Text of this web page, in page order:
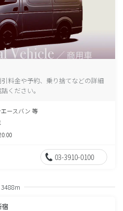
料金や予約、乗り捨てなどの詳細
ください。
ースバン 等
03-3910-0100
3488m
宿